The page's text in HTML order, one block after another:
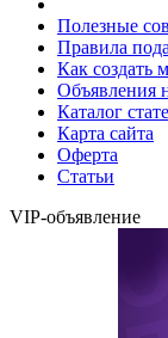
Полезные
Правила
Как создать
Объявления
Каталог
Карта сайта
Оферта
Статьи
VIP-объявление